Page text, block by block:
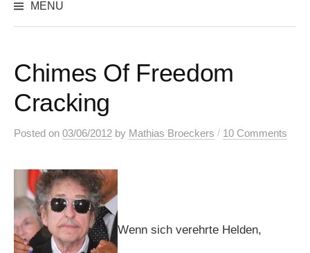
MENU
Chimes Of Freedom
Cracking
Posted on 03/06/2012 by Mathias Broeckers / 10 Comments
Wenn sich verehrte Helden,